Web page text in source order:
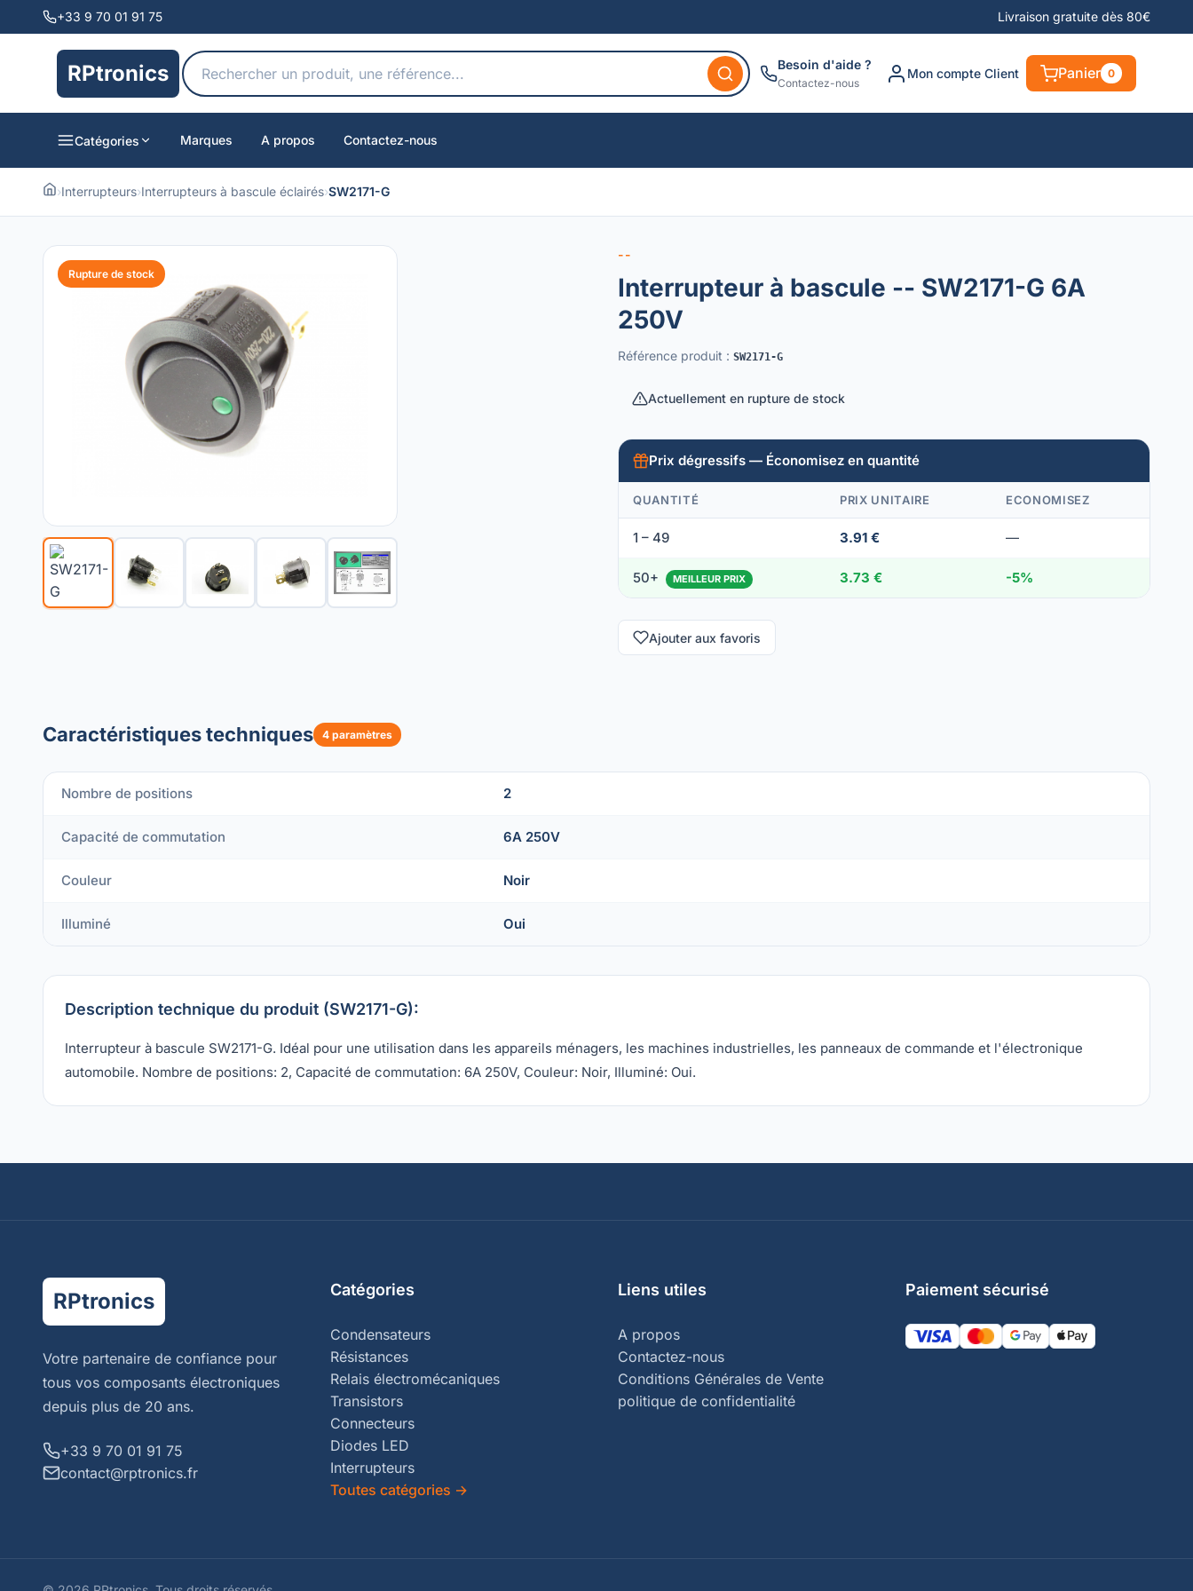
+33 9 70 01 91 75 Livraison gratuite dès 80€
RPtronics Besoin d'aide ?
Contactez-nous
Mon compte Client Panier 0
Catégories Marques A propos Contactez-nous
›Interrupteurs›Interrupteurs à bascule éclairés›SW2171-G
Rupture de stock
--
Interrupteur à bascule -- SW2171-G 6A
250V
Référence produit : SW2171-G
Actuellement en rupture de stock
Prix dégressifs — Économisez en quantité
QUANTITÉ PRIX UNITAIRE ECONOMISEZ
1 – 49 3.91 € —
50+ MEILLEUR PRIX 3.73 € -5%
Ajouter aux favoris
Caractéristiques techniques 4 paramètres
Nombre de positions 2
Capacité de commutation 6A 250V
Couleur Noir
Illuminé Oui
Description technique du produit (SW2171-G):
Interrupteur à bascule SW2171-G. Idéal pour une utilisation dans les appareils ménagers, les machines industrielles, les panneaux de commande et l'électronique
automobile. Nombre de positions: 2, Capacité de commutation: 6A 250V, Couleur: Noir, Illuminé: Oui.
RPtronics
Votre partenaire de confiance pour
tous vos composants électroniques
depuis plus de 20 ans.
+33 9 70 01 91 75
contact@rptronics.fr
Catégories
Condensateurs
Résistances
Relais électromécaniques
Transistors
Connecteurs
Diodes LED
Interrupteurs
Toutes catégories →
Liens utiles
A propos
Contactez-nous
Conditions Générales de Vente
politique de confidentialité
Paiement sécurisé